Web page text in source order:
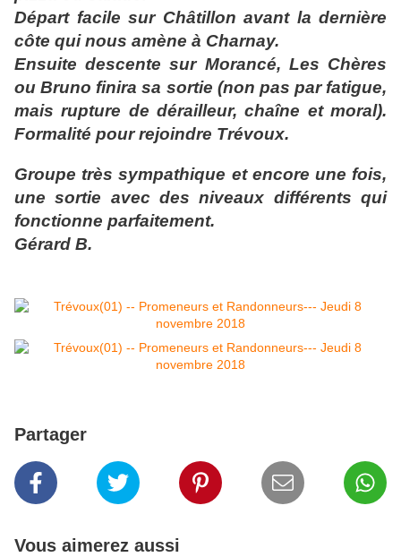
Départ facile sur Châtillon avant la dernière
côte qui nous amène à Charnay.
Ensuite descente sur Morancé, Les Chères
ou Bruno finira sa sortie (non pas par fatigue,
mais rupture de dérailleur, chaîne et moral).
Formalité pour rejoindre Trévoux.
Groupe très sympathique et encore une fois,
une sortie avec des niveaux différents qui
fonctionne parfaitement.
Gérard B.
Partager
Vous aimerez aussi